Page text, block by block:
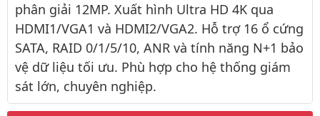
phân giải 12MP. Xuất hình Ultra HD 4K qua
HDMI1/VGA1 và HDMI2/VGA2. Hỗ trợ 16 ổ cứng
SATA, RAID 0/1/5/10, ANR và tính năng N+1 bảo
vệ dữ liệu tối ưu. Phù hợp cho hệ thống giám
sát lớn, chuyên nghiệp.